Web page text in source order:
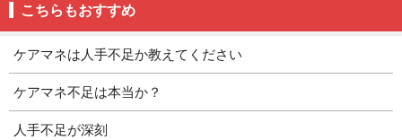
こちらもおすすめ
ケアマネは人手不足か教えてください
ケアマネ不足は本当か？
人手不足が深刻